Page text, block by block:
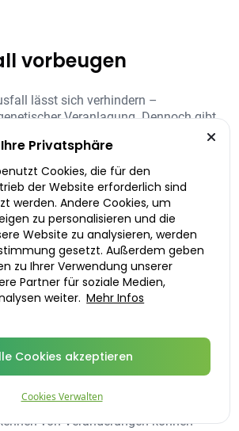
vorbeugen
lässt sich verhindern –
Veranlagung. Dennoch gibt
, um das Risiko zu reduzieren
gesund zu erhalten. Prävention
bewussten Lebensstil und einer guten
von Haarausfall:
Stress
möglicher Mangelzustände sowie
von Veränderungen können
Privatsphäre
Cookies, die für den
der Website erforderlich sind
werden. Andere Cookies, um
zu personalisieren und die
Website zu analysieren, werden
gesetzt. Außerdem geben
zu Ihrer Verwendung unserer
Partner für soziale Medien,
weiter. Mehr Infos
Cookies akzeptieren
Cookies Verwalten